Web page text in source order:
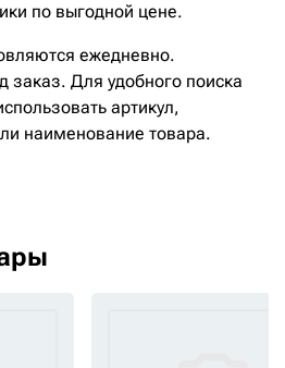
по выгодной цене.
ежедневно.
заказ. Для удобного поиска
артикул,
наименование товара.